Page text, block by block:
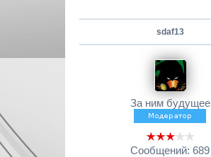
sdaf13
За ним будущее
Сообщений: 689